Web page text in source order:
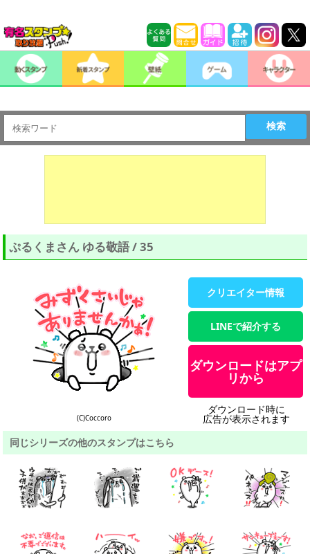
検索
ぷるくまさん ゆる敬語 / 35
(C)Coccoro
クリエイター情報
LINEで紹介する
ダウンロードはアプ
リから
ダウンロード時に
広告が表示されます
同じシリーズの他のスタンプはこちら